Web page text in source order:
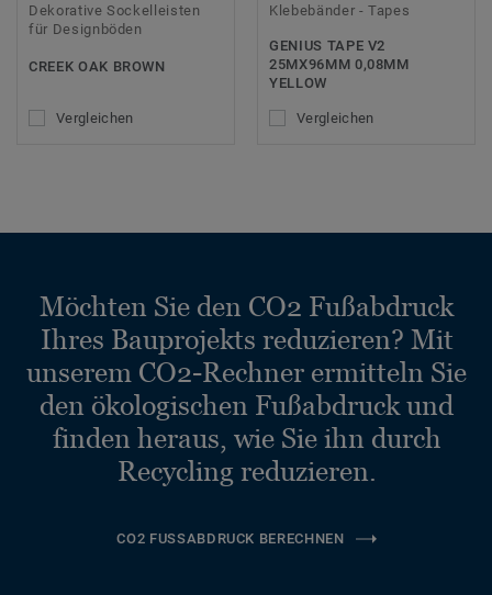
Dekorative Sockelleisten
für Designböden
CREEK OAK BROWN
Vergleichen
Klebebänder - Tapes
GENIUS TAPE V2
25MX96MM 0,08MM
YELLOW
Vergleichen
Möchten Sie den CO2 Fußabdruck
Ihres Bauprojekts reduzieren? Mit
unserem CO2-Rechner ermitteln Sie
den ökologischen Fußabdruck und
finden heraus, wie Sie ihn durch
Recycling reduzieren.
CO2 FUSSABDRUCK BERECHNEN